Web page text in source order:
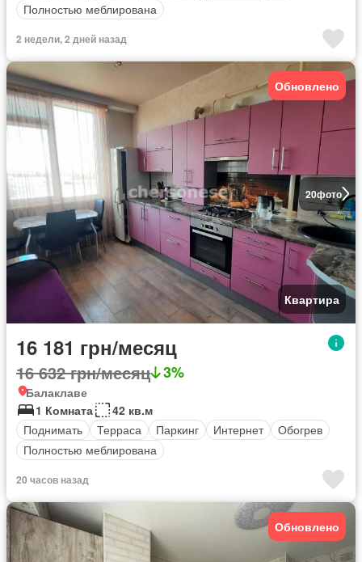
Полностью меблирована
2 недели, 2 дней назад
20фото
Обновлено
Квартира
16 181 грн/месяц
16 632 грн/месяц 3%
Балаклаве
1 Комната
42 кв.м
Поднимать
Терраса Паркинг Интернет
Обогрев
Полностью меблирована
20 часов назад
Обновлено